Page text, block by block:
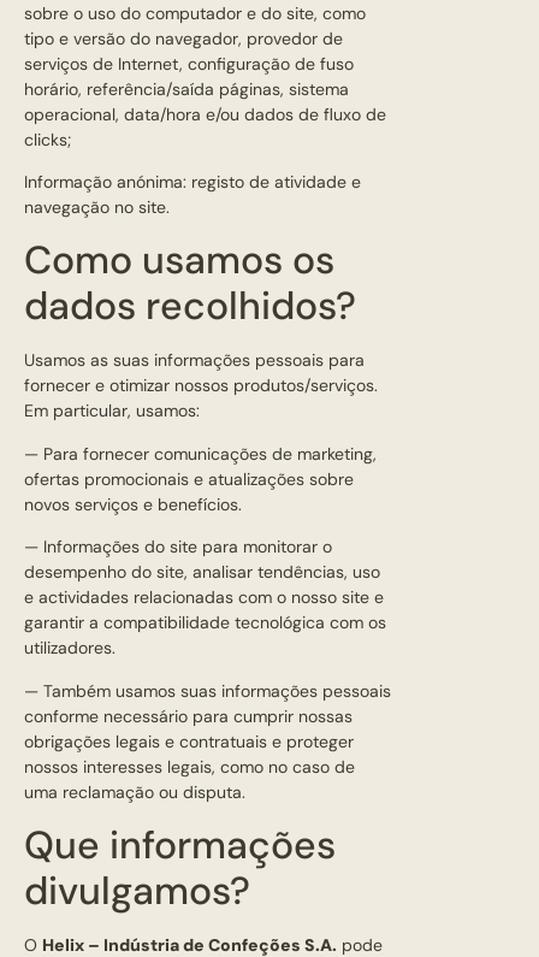
sobre o uso do computador e do site, como
tipo e versão do navegador, provedor de
serviços de Internet, configuração de fuso
horário, referência/saída páginas, sistema
operacional, data/hora e/ou dados de fluxo de
clicks;
Informação anónima: registo de atividade e
navegação no site.
Como usamos os
dados recolhidos?
Usamos as suas informações pessoais para
fornecer e otimizar nossos produtos/serviços.
Em particular, usamos:
— Para fornecer comunicações de marketing,
ofertas promocionais e atualizações sobre
novos serviços e benefícios.
— Informações do site para monitorar o
desempenho do site, analisar tendências, uso
e actividades relacionadas com o nosso site e
garantir a compatibilidade tecnológica com os
utilizadores.
— Também usamos suas informações pessoais
conforme necessário para cumprir nossas
obrigações legais e contratuais e proteger
nossos interesses legais, como no caso de
uma reclamação ou disputa.
Que informações
divulgamos?
O Helix – Indústria de Confeções S.A. pode